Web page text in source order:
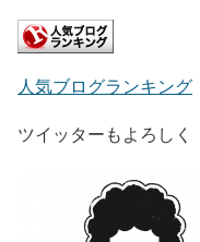
人気ブログランキング
ツイッターもよろしく